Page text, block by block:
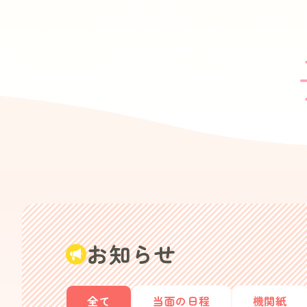
お知らせ
全て 当面の日程 機関紙